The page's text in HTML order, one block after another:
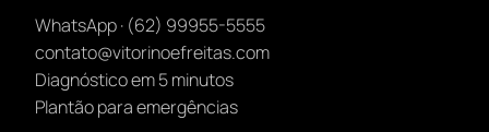
WhatsApp · (62) 99955-5555
contato@vitorinoefreitas.com
Diagnóstico em 5 minutos
Plantão para emergências